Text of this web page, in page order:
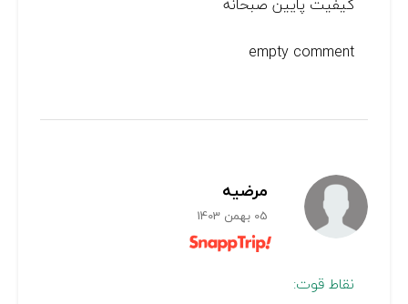
empty comment
مرضیه
05 بهمن 1403
نقاط قوت: